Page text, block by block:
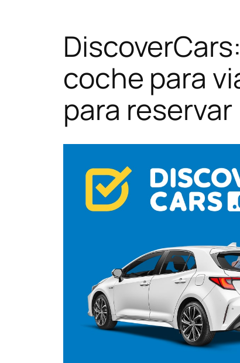
coche para
para reservar